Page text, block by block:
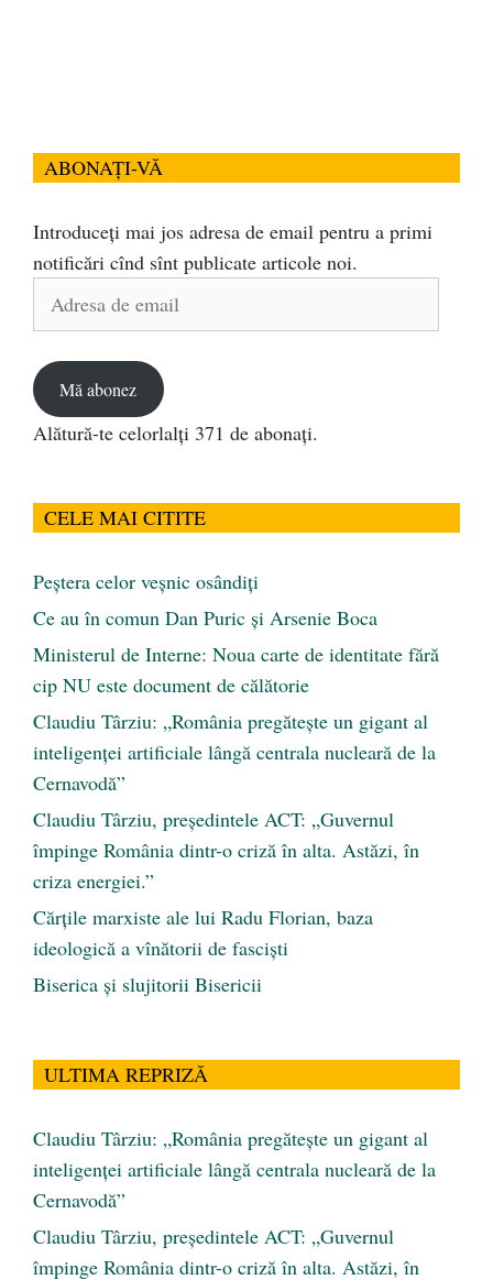
ABONAȚI-VĂ
Introduceți mai jos adresa de email pentru a primi
notificări cînd sînt publicate articole noi.
Adresa
Mă abonez
Alătură-te celorlalți 371 de abonați.
CELE MAI CITITE
Peştera celor veşnic osândiţi
Ce au în comun Dan Puric şi Arsenie Boca
Ministerul de Interne: Noua carte de identitate fără
cip NU este document de călătorie
Claudiu Târziu: „România pregătește un gigant al
inteligenței artificiale lângă centrala nucleară de la
Cernavodă”
Claudiu Târziu, președintele ACT: „Guvernul
împinge România dintr-o criză în alta. Astăzi, în
criza energiei.”
Cărţile marxiste ale lui Radu Florian, baza
ideologică a vînătorii de fascişti
Biserica și slujitorii Bisericii
ULTIMA REPRIZĂ
Claudiu Târziu: „România pregătește un gigant al
inteligenței artificiale lângă centrala nucleară de la
Cernavodă”
Claudiu Târziu, președintele ACT: „Guvernul
împinge România dintr-o criză în alta. Astăzi, în